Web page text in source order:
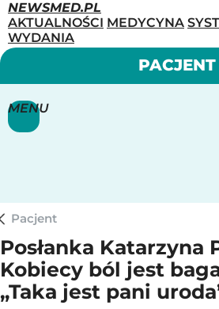
NEWSMED.PL
AKTUALNOŚCI MEDYCYNA
WYDANIA
MENU
PACJENT
Pacjent
Posłanka Katarzyna
Kobiecy ból jest
„Taka jest pani